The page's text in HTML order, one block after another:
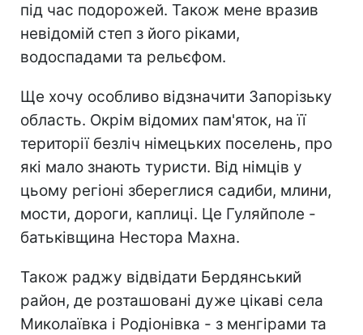
під час подорожей. Також мене вразив
невідомій степ з його ріками,
водоспадами та рельєфом.
Ще хочу особливо відзначити Запорізьку
область. Окрім відомих пам'яток, на її
території безліч німецьких поселень, про
які мало знають туристи. Від німців у
цьому регіоні збереглися садиби, млини,
мости, дороги, каплиці. Це Гуляйполе -
батьківщина Нестора Махна.
Також раджу відвідати Бердянський
район, де розташовані дуже цікаві села
Миколаївка і Родіонівка - з менгірами та